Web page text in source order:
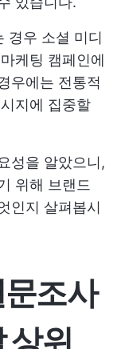
경우 소셜 미디
케팅 캠페인에
우에는 전통적
지에 집중할
성을 알았으니,
위해 브랜드
인지 살펴봅시
조사
상위